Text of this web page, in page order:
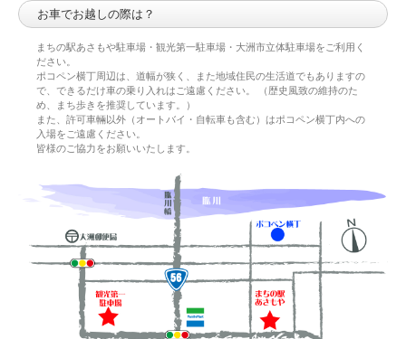
お車でお越しの際は？
まちの駅あさもや駐車場・観光第一駐車場・大洲市立体駐車場をご利用く
ださい。
ポコペン横丁周辺は、道幅が狭く、また地域住民の生活道でもありますの
で、できるだけ車の乗り入れはご遠慮ください。 （歴史風致の維持のた
め、まち歩きを推奨しています。）
また、許可車輛以外（オートバイ・自転車も含む）はポコペン横丁内への
入場をご遠慮ください。
皆様のご協力をお願いいたします。